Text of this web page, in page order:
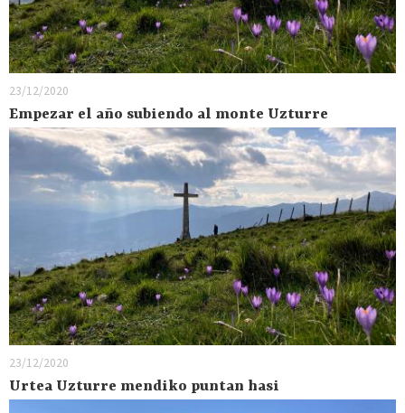
23/12/2020
Empezar el año subiendo al monte Uzturre
23/12/2020
Urtea Uzturre mendiko puntan hasi